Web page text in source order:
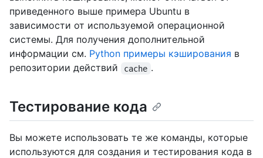
приведенного выше примера Ubuntu в
зависимости от используемой операционной
системы. Для получения дополнительной
информации см. Python примеры кэширования в
репозитории действий
cache .
Тестирование кода
Вы можете использовать те же команды, которые
используются для создания и тестирования кода в